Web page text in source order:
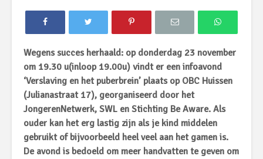
Wegens succes herhaald: op donderdag 23 november
om 19.30 u(inloop 19.00u) vindt er een infoavond
‘Verslaving en het puberbrein’ plaats op OBC Huissen
(Julianastraat 17), georganiseerd door het
JongerenNetwerk, SWL en Stichting Be Aware. Als
ouder kan het erg lastig zijn als je kind middelen
gebruikt of bijvoorbeeld heel veel aan het gamen is.
De avond is bedoeld om meer handvatten te geven om